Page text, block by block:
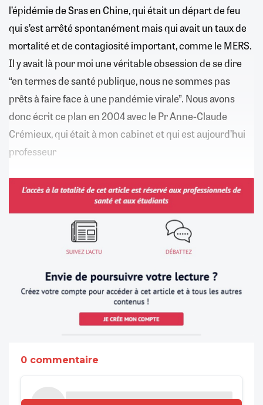
l’épidémie de Sras en Chine, qui était un départ de feu
qui s’est arrêté spontanément mais qui avait un taux de
mortalité et de contagiosité important, comme le MERS.
Il y avait là pour moi une véritable obsession de se dire
“en termes de santé publique, nous ne sommes pas
prêts à faire face à une pandémie virale”. Nous avons
donc écrit ce plan en 2004 avec le Pr Anne-Claude
Crémieux, qui était à mon cabinet et qui est aujourd’hui
professeur
0 commentaire